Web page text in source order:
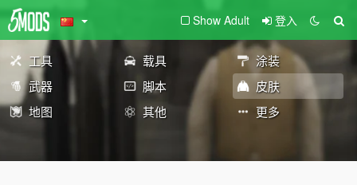
Show Adult 登入
工具 载具
涂装
武器
脚本
皮肤
地图
其他 更多